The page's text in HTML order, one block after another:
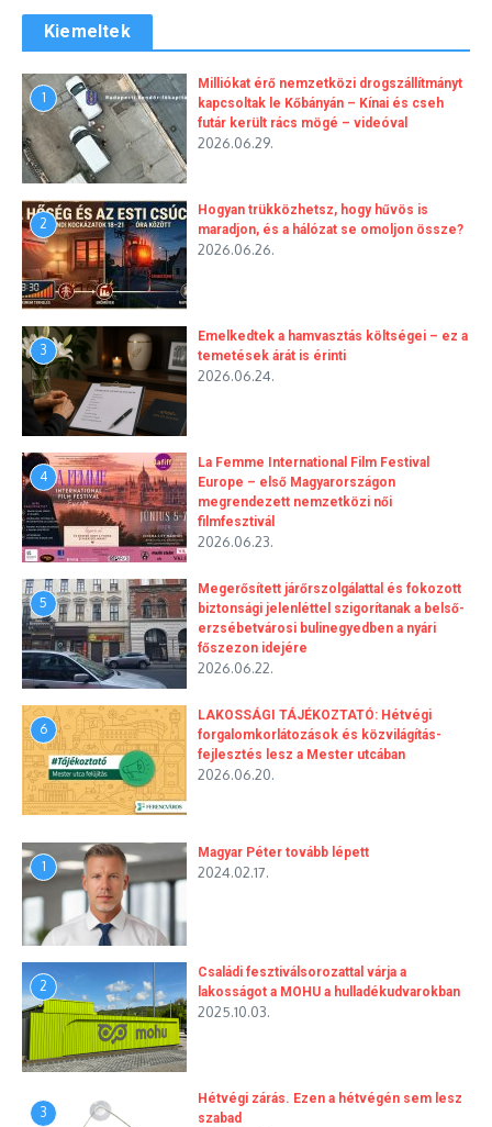
Kiemeltek
1
Milliókat érő nemzetközi drogszállítmányt
kapcsoltak le Kőbányán – Kínai és cseh
futár került rács mögé – videóval
2026.06.29.
2
Hogyan trükközhetsz, hogy hűvös is
maradjon, és a hálózat se omoljon össze?
2026.06.26.
3
Emelkedtek a hamvasztás költségei – ez a
temetések árát is érinti
2026.06.24.
4
La Femme International Film Festival
Europe – első Magyarországon
megrendezett nemzetközi női
filmfesztivál
2026.06.23.
5
Megerősített járőrszolgálattal és fokozott
biztonsági jelenléttel szigorítanak a belső-
erzsébetvárosi bulinegyedben a nyári
főszezon idejére
2026.06.22.
6
LAKOSSÁGI TÁJÉKOZTATÓ: Hétvégi
forgalomkorlátozások és közvilágítás-
fejlesztés lesz a Mester utcában
2026.06.20.
1
Magyar Péter tovább lépett
2024.02.17.
2
Családi fesztiválsorozattal várja a
lakosságot a MOHU a hulladékudvarokban
2025.10.03.
3
Hétvégi zárás. Ezen a hétvégén sem lesz
szabad